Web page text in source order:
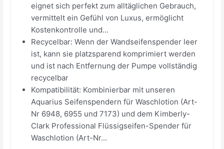
eignet sich perfekt zum alltäglichen Gebrauch,
vermittelt ein Gefühl von Luxus, ermöglicht
Kostenkontrolle und...
Recycelbar: Wenn der Wandseifenspender leer
ist, kann sie platzsparend komprimiert werden
und ist nach Entfernung der Pumpe vollständig
recycelbar
Kompatibilität: Kombinierbar mit unseren
Aquarius Seifenspendern für Waschlotion (Art-
Nr 6948, 6955 und 7173) und dem Kimberly-
Clark Professional Flüssigseifen-Spender für
Waschlotion (Art-Nr...